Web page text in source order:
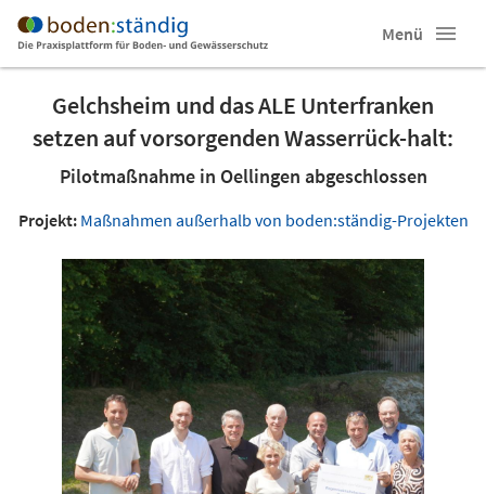
Menü
Gelchsheim und das ALE Unterfranken
setzen auf vorsorgenden Wasserrück-halt:
Pilotmaßnahme in Oellingen abgeschlossen
Projekt: Maßnahmen außerhalb von boden:ständig-Projekten